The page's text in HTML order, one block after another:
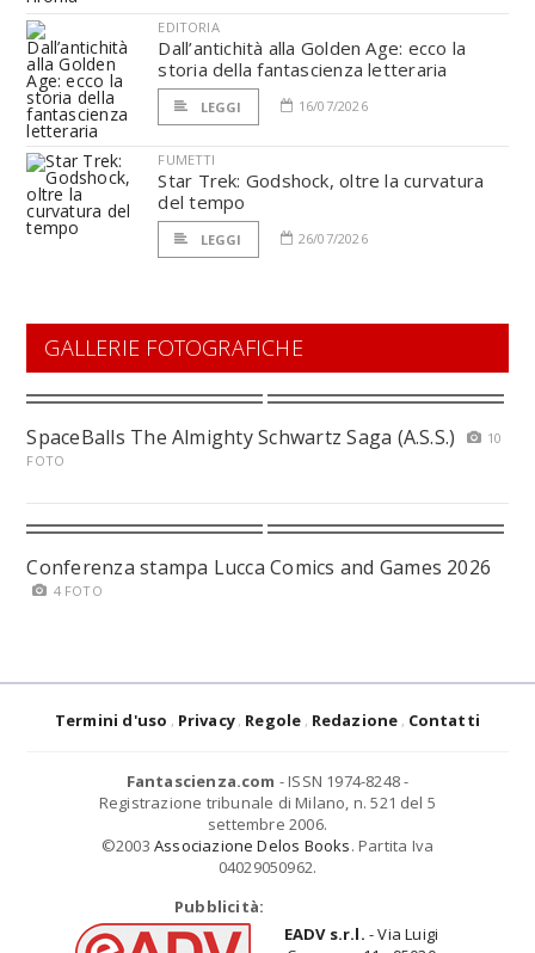
EDITORIA
Dall’antichità alla Golden Age: ecco la
storia della fantascienza letteraria
LEGGI 16/07/2026
FUMETTI
Star Trek: Godshock, oltre la curvatura
del tempo
LEGGI 26/07/2026
GALLERIE FOTOGRAFICHE
SpaceBalls The Almighty Schwartz Saga (A.S.S.)
10
FOTO
Conferenza stampa Lucca Comics and Games 2026
4 FOTO
Termini d'uso Privacy Regole Redazione Contatti
Fantascienza.com - ISSN 1974-8248 -
Registrazione tribunale di Milano, n. 521 del 5
settembre 2006.
©2003 Associazione Delos Books. Partita Iva
04029050962.
Pubblicità:
EADV s.r.l. - Via Luigi